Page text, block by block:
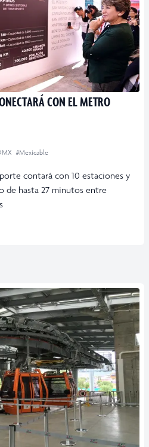
CON EL METRO
#Mexicable
contará con 10 estaciones y
de hasta 27 minutos entre